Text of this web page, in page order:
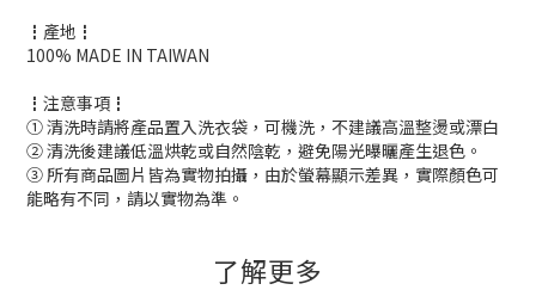
┇產地┇
100% MADE IN TAIWAN
┇注意事項┇
① 清洗時請將產品置入洗衣袋，可機洗，不建議高溫整燙或漂白
② 清洗後建議低溫烘乾或自然陰乾，避免陽光曝曬產生退色。
③ 所有商品圖片皆為實物拍攝，由於螢幕顯示差異，實際顏色可
能略有不同，請以實物為準。
了解更多